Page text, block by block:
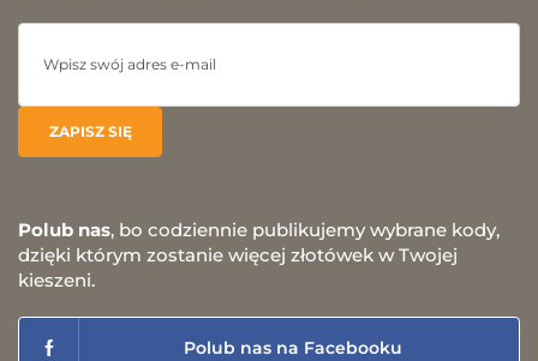
Polub nas, bo codziennie publikujemy wybrane kody,
dzięki którym zostanie więcej złotówek w Twojej
kieszeni.
Polub nas na Facebooku